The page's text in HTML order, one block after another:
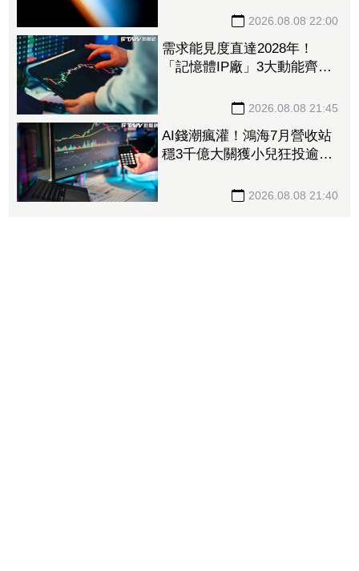
營收估成長20%2026.08.08 22:00
需求能見度直達2028年！
「記憶體IP廠」3大動能齊
2026.08.08 21:45
AI錢潮瘋灌！鴻海7月營收站
穩3千億大關獲小兒狂投逾7
收首跨9千億、法說前夕吸買
2026.08.08 21:40